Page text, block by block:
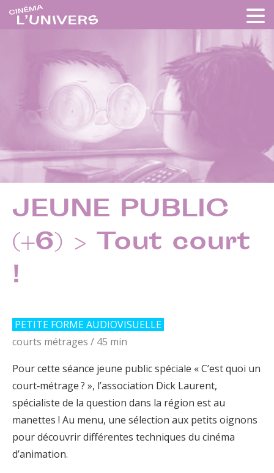
JEUNE PUBLIC
(+6) > Tout court
!
PETITE FORME AUDIOVISUELLE
courts métrages / 45 min
Pour cette séance jeune public spéciale « C’est quoi un
court‑métrage ? », l’association Dick Laurent,
spécialiste de la question dans la région est au
manettes ! Au menu, une sélection aux petits oignons
pour découvrir différentes techniques du cinéma
d’animation.